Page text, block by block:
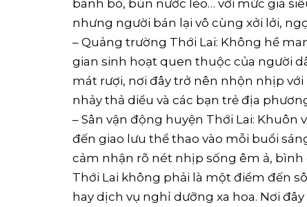
bánh bò, bún nước lèo… với mức giá
nhưng người bán lại vô cùng xởi lởi,
– Quảng trường Thới Lai: Không hề
gian sinh hoạt quen thuộc của người
mát rượi, nơi đây trở nên nhộn nhịp
nhảy thả diều và các bạn trẻ địa
– Sân vận động huyện Thới Lai:
đến giao lưu thể thao vào mỗi buổi
cảm nhận rõ nét nhịp sống êm ả,
Thới Lai không phải là một điểm đến
hay dịch vụ nghỉ dưỡng xa hoa. Nơi